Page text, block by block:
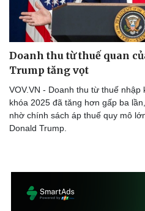
Doanh nghiệp
Thông tin doanh nghiệp
Doanh nghiệp 24h
Doanh nhân
Vì cộng đồng
Doanh thu từ thuế quan
Trump tăng vọt
VOV.VN - Doanh thu từ thuế
khóa 2025 đã tăng hơn gấp ba
nhờ chính sách áp thuế quy mô
Donald Trump.